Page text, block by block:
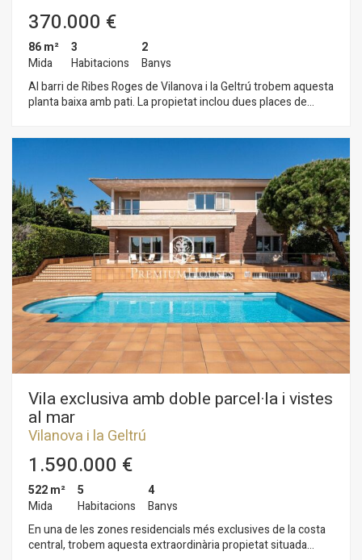
370.000 €
86 m²
Mida
3
Habitacions
2
Banys
Al barri de Ribes Roges de Vilanova i la Geltrú trobem aquesta
planta baixa amb pati. La propietat inclou dues places de
compon de dues habitacions dobles, una habitació individual i
dos banys complets. Tots els dormitoris tenen armaris de
paret. L'habitatge és a Ribes Roges, el millor barri de Vilanova i
la Geltrú. La zona és a tir de pedra de la platja, del port i de
serveis.
Vila exclusiva amb doble parcel·la i vistes
al mar
Vilanova i la Geltrú
1.590.000 €
522 m²
Mida
5
Habitacions
4
Banys
En una de les zones residencials més exclusives de la costa
central, trobem aquesta extraordinària propietat situada